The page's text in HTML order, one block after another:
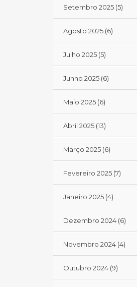
Setembro 2025(5)
Agosto 2025(6)
Julho 2025(5)
Junho 2025(6)
Maio 2025(6)
Abril 2025(13)
Março 2025(6)
Fevereiro 2025(7)
Janeiro 2025(4)
Dezembro 2024(6)
Novembro 2024(4)
Outubro 2024(9)